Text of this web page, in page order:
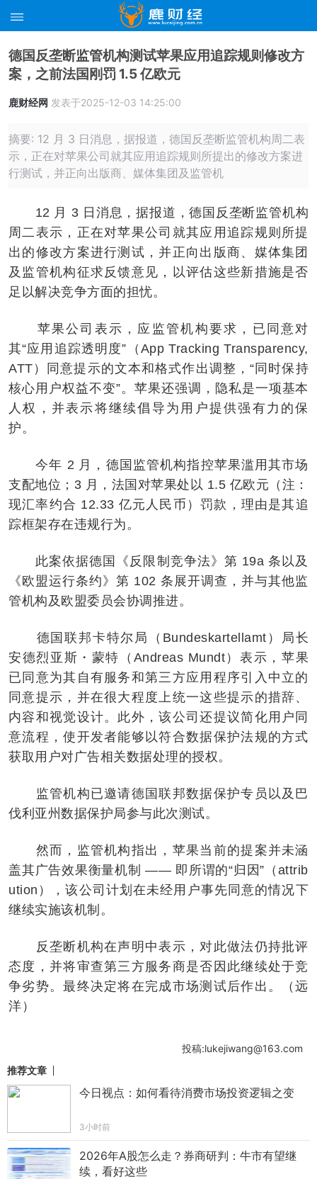
德国反垄断监管机构测试苹果应用追踪规则修改方
案，之前法国刚罚 1.5 亿欧元
鹿财经网 发表于2025-12-03 14:25:00
摘要: 12 月 3 日消息，据报道，德国反垄断监管机构周二表
示，正在对苹果公司就其应用追踪规则所提出的修改方案进
行测试，并正向出版商、媒体集团及监管机
12 月 3 日消息，据报道，德国反垄断监管机构
周二表示，正在对苹果公司就其应用追踪规则所提
出的修改方案进行测试，并正向出版商、媒体集团
及监管机构征求反馈意见，以评估这些新措施是否
足以解决竞争方面的担忧。
苹果公司表示，应监管机构要求，已同意对
其“应用追踪透明度”（App Tracking Transparency,
ATT）同意提示的文本和格式作出调整，“同时保持
核心用户权益不变”。苹果还强调，隐私是一项基本
人权，并表示将继续倡导为用户提供强有力的保
护。
今年 2 月，德国监管机构指控苹果滥用其市场
支配地位；3 月，法国对苹果处以 1.5 亿欧元（注：
现汇率约合 12.33 亿元人民币）罚款，理由是其追
踪框架存在违规行为。
此案依据德国《反限制竞争法》第 19a 条以及
《欧盟运行条约》第 102 条展开调查，并与其他监
管机构及欧盟委员会协调推进。
德国联邦卡特尔局（Bundeskartellamt）局长
安德烈亚斯・蒙特（Andreas Mundt）表示，苹果
已同意为其自有服务和第三方应用程序引入中立的
同意提示，并在很大程度上统一这些提示的措辞、
内容和视觉设计。此外，该公司还提议简化用户同
意流程，使开发者能够以符合数据保护法规的方式
获取用户对广告相关数据处理的授权。
监管机构已邀请德国联邦数据保护专员以及巴
伐利亚州数据保护局参与此次测试。
然而，监管机构指出，苹果当前的提案并未涵
盖其广告效果衡量机制 —— 即所谓的“归因”（attrib
ution），该公司计划在未经用户事先同意的情况下
继续实施该机制。
反垄断机构在声明中表示，对此做法仍持批评
态度，并将审查第三方服务商是否因此继续处于竞
争劣势。最终决定将在完成市场测试后作出。（远
洋）
投稿:lukejiwang@163.com
推荐文章
今日视点：如何看待消费市场投资逻辑之变
3小时前
2026年A股怎么走？券商研判：牛市有望继
续，看好这些